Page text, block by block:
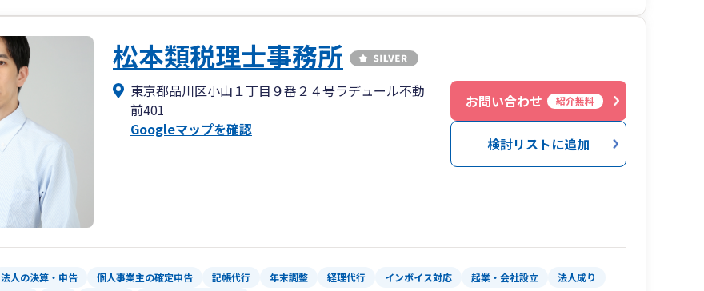
松本類税理士事務所
東京都品川区小山１丁目９番２４号ラデュール不動
前401
Googleマップを確認
お問い合わせ 紹介無料
検討リストに追加
法人の決算・申告 個人事業主の確定申告 記帳代行 年末調整 経理代行 インボイス対応 起業・会社設立 法人成り